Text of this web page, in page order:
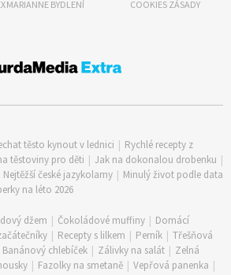
MARIANNE BYDLENÍ
COOKIES ZÁSADY
těsto kynout v lednici | Rychlé recepty z
těstoviny pro děti | Jak na dokonalou drobenku |
Nejtěžší české jazykolamy | Minulý život podle data
na léto 2026
džem | Čokoládové muffiny | Domácí
| Recepty s lilkem | Perník | Třešňová
Banánový chlebíček | Zálivky na salát | Zelná
| Fazolky na smetaně | Vepřová panenka |